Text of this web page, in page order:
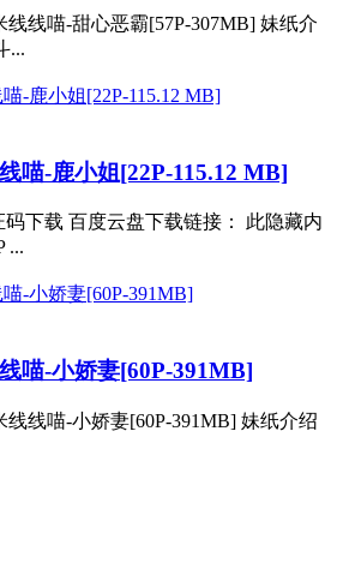
线线喵-甜心恶霸[57P-307MB] 妹纸介
...
喵-鹿小姐[22P-115.12 MB]
下载 百度云盘下载链接： 此隐藏内
...
喵-小娇妻[60P-391MB]
线线喵-小娇妻[60P-391MB] 妹纸介绍